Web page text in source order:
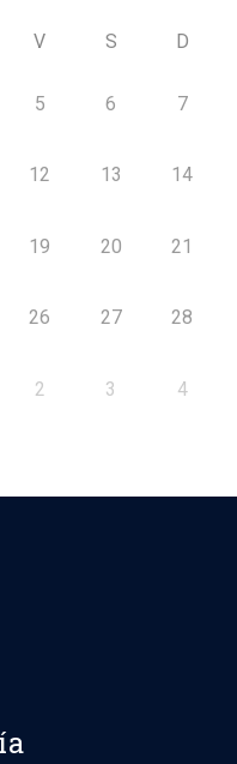
V S D
5 6 7
12 13 14
19 20 21
26 27 28
2 3 4